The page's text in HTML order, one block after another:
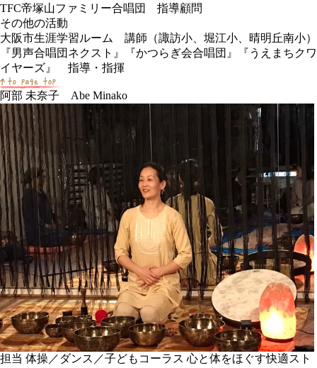
TFC帝塚山ファミリー合唱団 指導顧問
その他の活動
大阪市生涯学習ルーム 講師（諏訪小、堀江小、晴明丘南小）
『男声合唱団ネクスト』『かつらぎ会合唱団』『うえまちクワ
イヤーズ』 指導・指揮
阿部 未奈子 Abe Minako
担当 体操／ダンス／子どもコーラス 心と体をほぐす快適スト